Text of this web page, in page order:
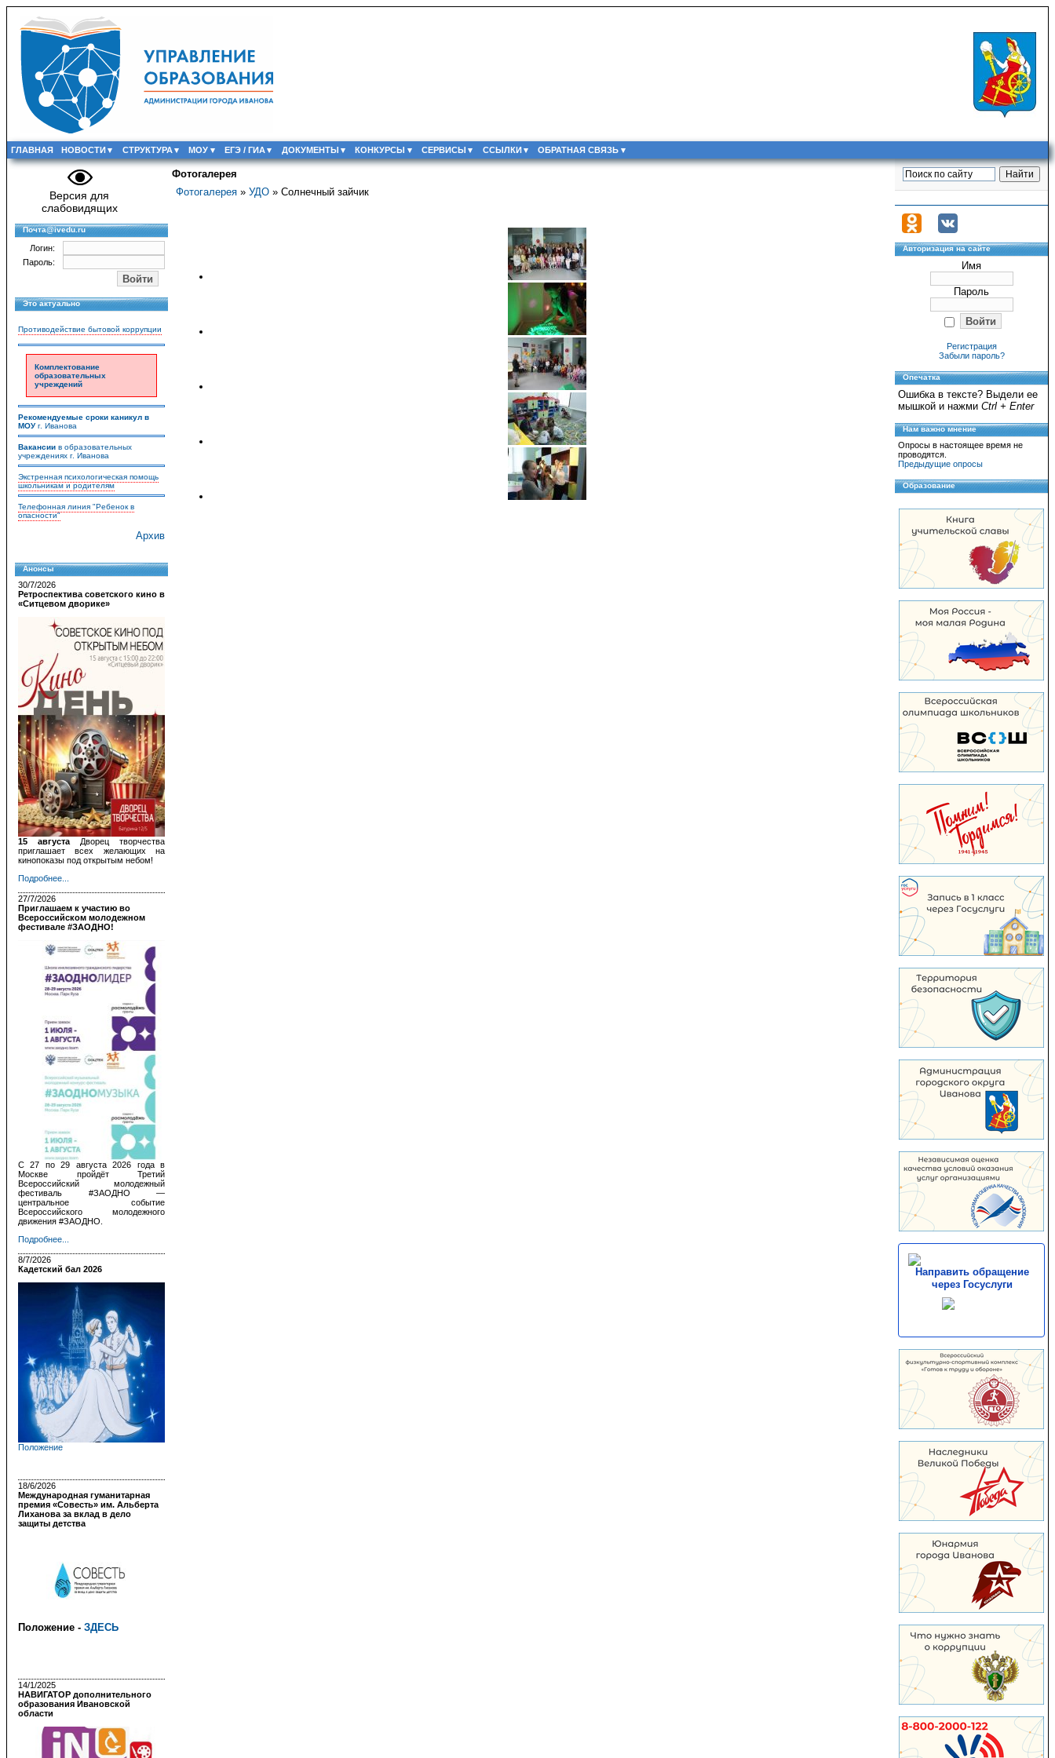
ГЛАВНАЯ НОВОСТИ СТРУКТУРА МОУ ЕГЭ / ГИА ДОКУМЕНТЫ КОНКУРСЫ СЕРВИСЫ ССЫЛКИ ОБРАТНАЯ СВЯЗЬ
Версия для
слабовидящих
Почта@ivedu.ru
Логин:
Пароль:
Это актуально
Противодействие бытовой коррупции
Комплектование
образовательных
учреждений
Рекомендуемые сроки каникул в
МОУг. Иванова
Вакансии в образовательных
учреждениях г. Иванова
Экстренная психологическая помощь
школьникам и родителям
Телефонная линия "Ребенок в
опасности"
Архив
Анонсы
30/7/2026
Ретроспектива советского кино в
«Ситцевом дворике»
15 августа
Дворец творчества
приглашает всех желающих на
кинопоказы под открытым небом!
Подробнее...
27/7/2026
Приглашаем к участию во
Всероссийском молодежном
фестивале #ЗАОДНО!
С 27 по 29 августа 2026 года в
Москве пройдёт Третий
Всероссийский молодежный
фестиваль #ЗАОДНО —
центральное событие
Всероссийского молодежного
движения #ЗАОДНО.
Подробнее...
8/7/2026
Кадетский бал 2026
Положение
18/6/2026
Международная гуманитарная
премия «Совесть» им. Альберта
Лиханова за вклад в дело
защиты детства
Положение - ЗДЕСЬ
14/1/2025
НАВИГАТОР дополнительного
образования Ивановской
области
Фотогалерея
Фотогалерея » УДО » Солнечный зайчик
Авторизация на сайте
Имя
Пароль
Регистрация
Забыли пароль?
Опечатка
Ошибка в тексте? Выдели ее
мышкой и нажми Ctrl + Enter
Нам важно мнение
Опросы в настоящее время не
проводятся.
Предыдущие опросы
Образование
Направить обращение
через Госуслуги